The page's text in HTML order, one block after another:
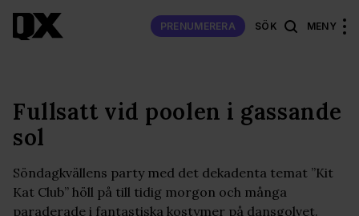
PRENUMERERA SÖK MENY
Fullsatt vid poolen i gassande
sol
Söndagkvällens party med det dekadenta temat ”Kit
Kat Club” höll på till tidig morgon och många
paraderade i fantastiska kostymer på dansgolvet.